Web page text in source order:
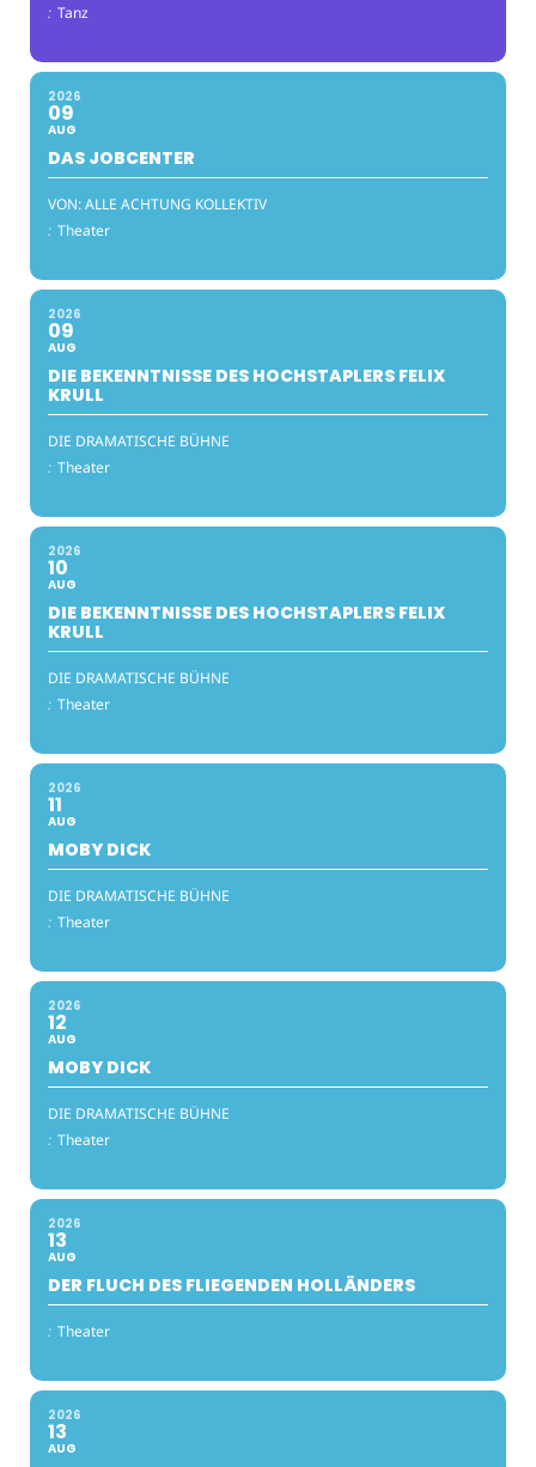
: Tanz
2026
09
AUG
DAS JOBCENTER
VON: ALLE ACHTUNG KOLLEKTIV
: Theater
2026
09
AUG
DIE BEKENNTNISSE DES HOCHSTAPLERS FELIX
KRULL
DIE DRAMATISCHE BÜHNE
: Theater
2026
10
AUG
DIE BEKENNTNISSE DES HOCHSTAPLERS FELIX
KRULL
DIE DRAMATISCHE BÜHNE
: Theater
2026
11
AUG
MOBY DICK
DIE DRAMATISCHE BÜHNE
: Theater
2026
12
AUG
MOBY DICK
DIE DRAMATISCHE BÜHNE
: Theater
2026
13
AUG
DER FLUCH DES FLIEGENDEN HOLLÄNDERS
: Theater
2026
13
AUG